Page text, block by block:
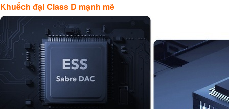
Khuếch đại Class D mạnh mẽ